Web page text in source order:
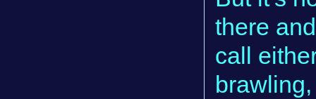
there
call